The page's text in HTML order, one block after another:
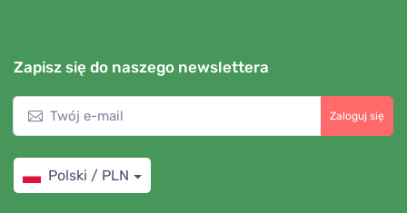
Zapisz się do naszego newslettera
Zaloguj się
Polski / PLN